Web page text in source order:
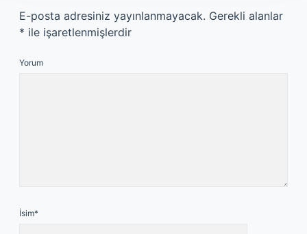
E-posta adresiniz yayınlanmayacak. Gerekli alanlar
* ile işaretlenmişlerdir
Yorum
İsim*